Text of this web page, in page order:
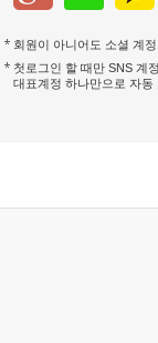
회원이 아니어도 소셜 계
첫로그인 할 때만 SNS 계
대표계정 하나만으로 자동